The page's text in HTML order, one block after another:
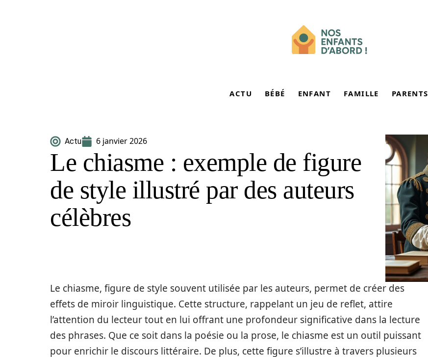
ACTU BÉBÉ ENFANT FAMILLE PARENTS
Actu 6 janvier 2026
Le chiasme : exemple de figure
de style illustré par des auteurs
célèbres
Le chiasme, figure de style souvent utilisée par les auteurs, permet de créer des
effets de miroir linguistique. Cette structure, rappelant un jeu de reflet, attire
l’attention du lecteur tout en lui offrant une profondeur significative dans la lecture
des phrases. Que ce soit dans la poésie ou la prose, le chiasme est un outil puissant
pour enrichir le discours littéraire. De plus, cette figure s’illustre à travers plusieurs